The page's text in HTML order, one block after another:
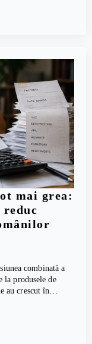
mai grea:
combinată a
produsele de
au crescut în…